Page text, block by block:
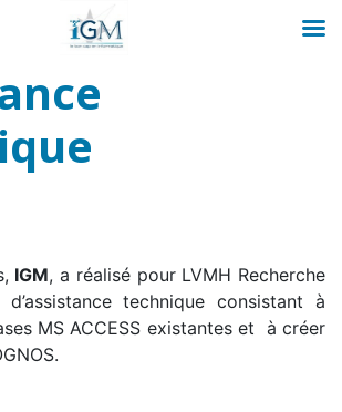
IGM, a réalisé pour LVMH Recherche
technique consistant à
MS ACCESS existantes et à créer